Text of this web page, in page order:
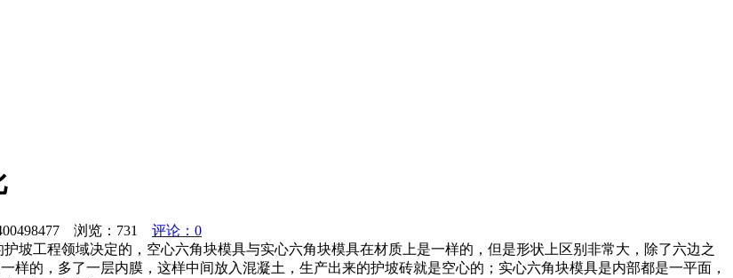
浏览： 731
评论：0
坡工程领域决定的，空心六角块模具与实心六角块模具在材质上是一样的，但是形状上区别非常大，除了六边之
的，多了一层内膜，这样中间放入混凝土，生产出来的护坡砖就是空心的；实心六角块模具是内部都是一平面，